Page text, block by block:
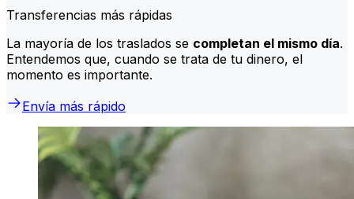
Transferencias más rápidas
La mayoría de los traslados se completan el mismo día.
Entendemos que, cuando se trata de tu dinero, el
momento es importante.
Envía más rápido